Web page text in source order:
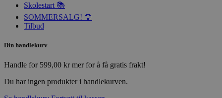
Skolestart 📚
SOMMERSALG! 🌻
Tilbud
Din handlekurv
Handle for 599,00 krmer for å få gratis frakt!
Du har ingen produkter i handlekurven.